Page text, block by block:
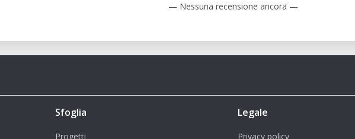
la utilizan para prototipar rápidamente piezas
dentales y médicas:
médicos.
miniaturas y modelos:
y profesionales que crean miniaturas y modelos
— Nessuna recensione ancora —
Sfoglia
Progetti
Legale
Privacy policy